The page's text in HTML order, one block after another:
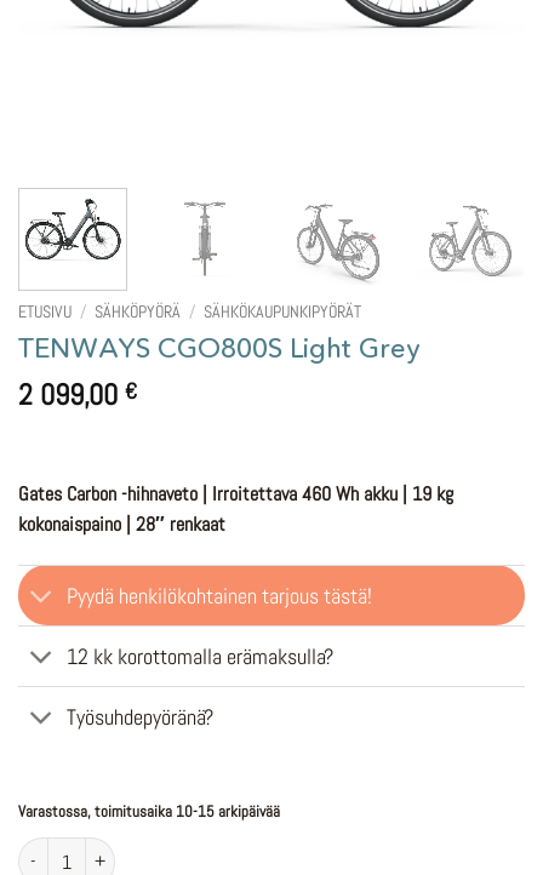
ETUSIVU / SÄHKÖPYÖRÄ / SÄHKÖKAUPUNKIPYÖRÄT
TENWAYS CGO800S Light Grey
2 099,00 €
Gates Carbon -hihnaveto | Irroitettava 460 Wh akku | 19 kg
kokonaispaino | 28″ renkaat
Pyydä henkilökohtainen tarjous tästä!
12 kk korottomalla erämaksulla?
Työsuhdepyöränä?
Varastossa, toimitusaika 10-15 arkipäivää
TENWAYS CGO800S Light Grey määrä